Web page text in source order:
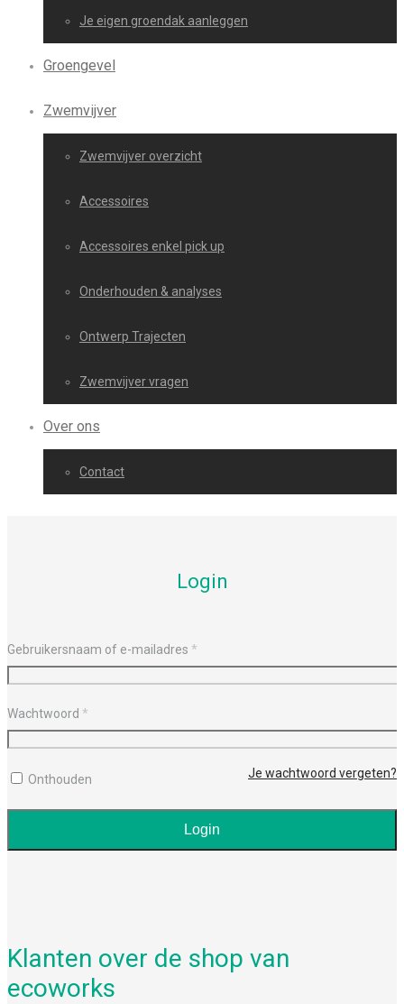
Je eigen groendak aanleggen
Groengevel
Zwemvijver
Zwemvijver overzicht
Accessoires
Accessoires enkel pick up
Onderhouden & analyses
Ontwerp Trajecten
Zwemvijver vragen
Over ons
Contact
Login
Gebruikersnaam of e-mailadres *
Wachtwoord *
Onthouden Je wachtwoord vergeten?
Login
Klanten over de shop van
ecoworks